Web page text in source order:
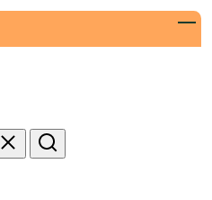
Tilbakestill
Søk